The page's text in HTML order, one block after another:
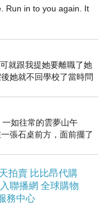
關，別擔心，只要
的心靈力量，平常
，可能發揮意外的
較虛弱，有感冒的
喔。
Run in to you again. It
就跟我提她要離職了她
她就不回學校了當時問
友嗎捨得不
如往常的雲夢山午
張石桌前方，面前擺了
壺茶與兩只冒
拍賣 比比昂代購
聯播網 全球購物
務中心